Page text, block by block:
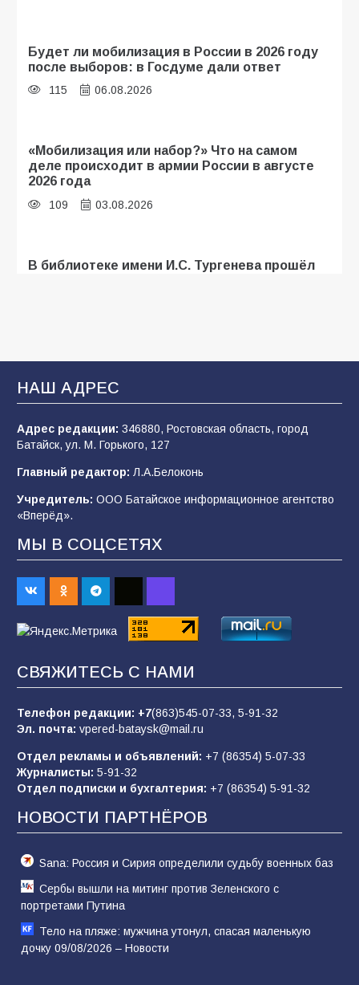
Будет ли мобилизация в России в 2026 году
после выборов: в Госдуме дали ответ
115 06.08.2026
«Мобилизация или набор?» Что на самом
деле происходит в армии России в августе
2026 года
109 03.08.2026
В библиотеке имени И.С. Тургенева прошёл
В Батайске продолжаются дорожные работы
109 04.08.2026
В детском саду № 35 дети освоили
строительные профессии в ходе
спортивного праздника
92
Батайским спортсменам вручили награды
70 08.08.2026
конкурса «Большая перемена»
Командовал боем до последнего: герой
Евгений Остапенко
НАШ АДРЕС
Адрес редакции: 346880, Ростовская область, город
Батайск, ул. М. Горького, 127
Главный редактор: Л.А.Белоконь
Учредитель: ООО Батайское информационное агентство
«Вперёд».
МЫ В СОЦСЕТЯХ
СВЯЖИТЕСЬ С НАМИ
Телефон редакции: +7(863)545-07-33, 5-91-32
Эл. почта: vpered-bataysk@mail.ru
Отдел рекламы и объявлений: +7 (86354) 5-07-33
Журналисты: 5-91-32
Отдел подписки и бухгалтерия: +7 (86354) 5-91-32
НОВОСТИ ПАРТНЁРОВ
Sana: Россия и Сирия определили судьбу военных баз
Сербы вышли на митинг против Зеленского с
портретами Путина
Тело на пляже: мужчина утонул, спасая маленькую
дочку 09/08/2026 – Новости